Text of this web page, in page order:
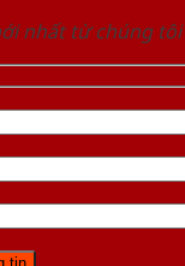
nhất từ chúng tôi